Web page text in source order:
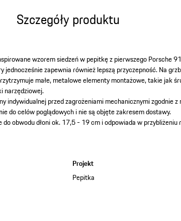
Szczegóły produktu
wzorem siedzeń w pepitkę z pierwszego Porsche
zapewnia również lepszą przyczepność. Na
małe, metalowe elementy montażowe, takie jak
narzędziowej.
indywidualnej przed zagrożeniami mechanicznymi zgodnie
do celów poglądowych i nie są objęte zakresem dostawy.
do obwodu dłoni ok. 17,5 - 19 cm i odpowiada w przybliżeniu
Projekt
Pepitka